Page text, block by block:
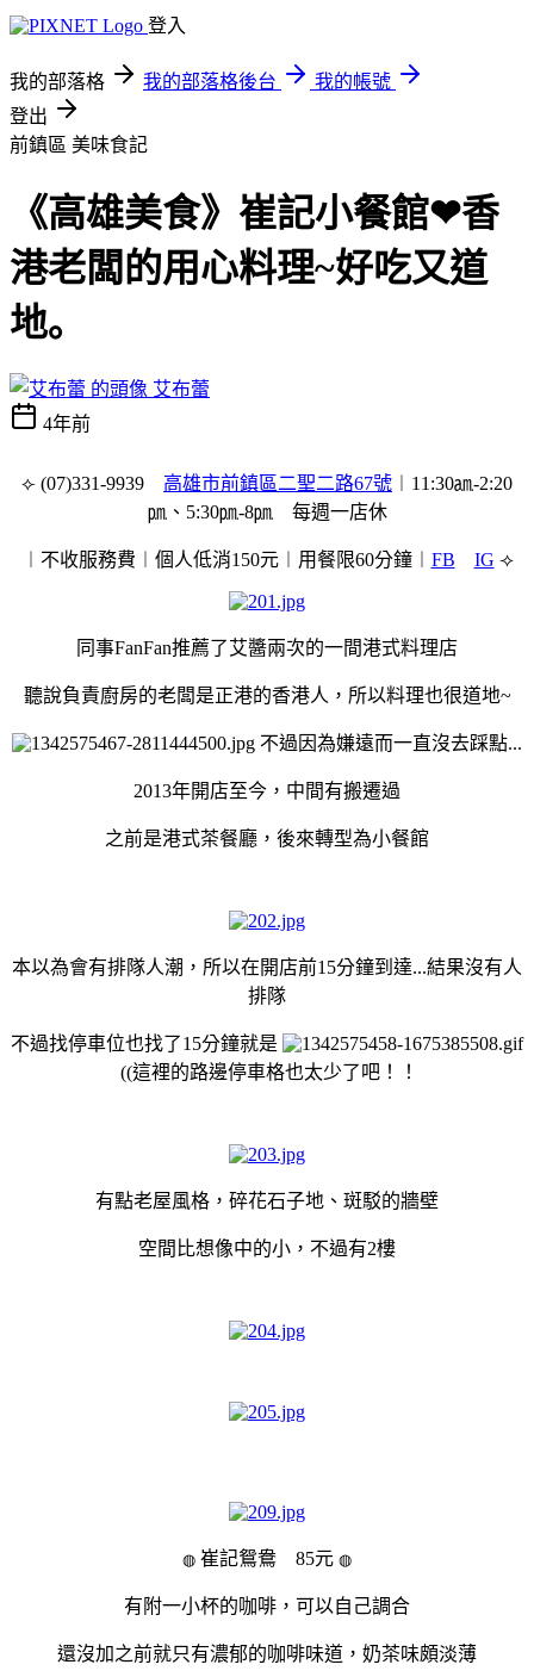
登入
我的部落格 我的部落格後台
我的帳號
登出
前鎮區 美味食記
《高雄美食》崔記小餐館❤香
港老闆的用心料理~好吃又道
地｡
艾布蕾
4年前
⟣ (07)331-9939 高雄市前鎮區二聖二路67號 ︱11:30㏂-2:20
㏘、 5:30㏘-8㏘ 每週一店休
︱不收服務費 ︱個人低消150元︱用餐限60分鐘︱ FB IG ⟢
同事FanFan推薦了艾醬兩次的一間港式料理店
聽說負責廚房的老闆是正港的香港人，所以料理也很道地~
不過因為嫌遠而一直沒去踩點...
2013年開店至今，中間有搬遷過
之前是港式茶餐廳，後來轉型為小餐館
本以為會有排隊人潮，所以在開店前15分鐘到達...結果沒有人
排隊
不過找停車位也找了15分鐘就是
((這裡的路邊停車格也太少了吧！！
有點老屋風格，碎花石子地、斑駁的牆壁
空間比想像中的小，不過有2樓
◍ 崔記鴛鴦 85元 ◍
有附一小杯的咖啡，可以自己調合
還沒加之前就只有濃郁的咖啡味道，奶茶味頗淡薄